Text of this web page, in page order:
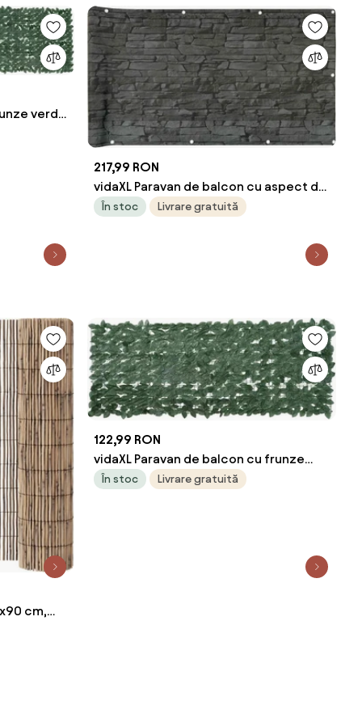
verde
217,99 RON
vidaXL Paravan de balcon cu aspect de
piatră, gri, 600x120 cm, PVC
În stoc Livrare gratuită
cm,
122,99 RON
vidaXL Paravan de balcon cu frunze
verde închis, 200x75 cm
În stoc Livrare gratuită